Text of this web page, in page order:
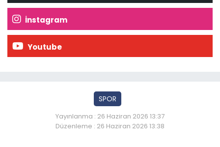
İnstagram
Youtube
SPOR
Yayınlanma : 26 Haziran 2026 13:37
Düzenleme : 26 Haziran 2026 13:38